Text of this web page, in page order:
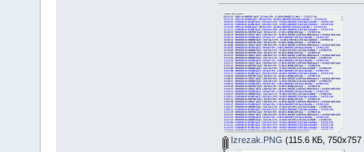
Izrezak.PNG (115.6 КБ,